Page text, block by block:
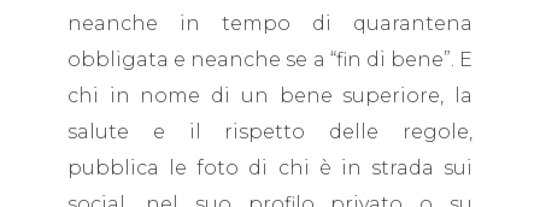
neanche in tempo di quarantena
obbligata e neanche se a “fin di bene”. E
chi in nome di un bene superiore, la
salute e il rispetto delle regole,
pubblica le foto di chi è in strada sui